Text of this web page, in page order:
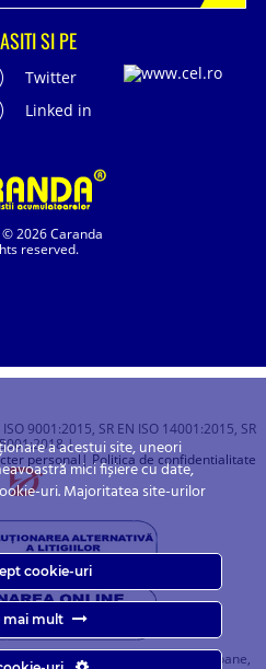
2026 Caranda
reserved.
SI PE
Twitter
Linked in
9001:2015, SR EN ISO 14001:2015, SR
|
personal| Politica de confidentialitate
cu baterii pentru automobile, camioane,
a acestui site, uneori
mici fișiere cu date,
uri. Majoritatea site-urilor
cookie-uri
mai mult